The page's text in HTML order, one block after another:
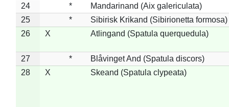
24
*
Mandarinand (Aix galericulata)
25
*
Sibirisk Krikand (Sibirionetta formosa)
26
X Atlingand (Spatula querquedula)
27 *
Blåvinget And (Spatula discors)
28
X Skeand (Spatula clypeata)